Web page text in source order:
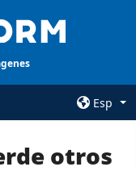
Esp
otros